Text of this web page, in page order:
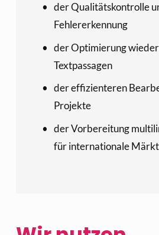
der Qualitätskontrolle
Fehlererkennung
der Optimierung
Textpassagen
der effizienteren
Projekte
der Vorbereitung
für internationale